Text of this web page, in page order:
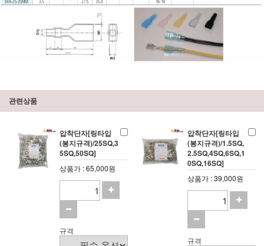
관련상품
압착단자[링타입
(봉지규격)/25SQ,3
5SQ,50SQ]
상품가 : 65,000원
규격
압착단자[링타입
(봉지규격)/1.5SQ,
2.5SQ,4SQ,6SQ,1
0SQ,16SQ]
상품가 : 39,000원
규격